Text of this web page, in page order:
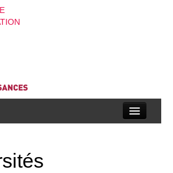
des connaissances